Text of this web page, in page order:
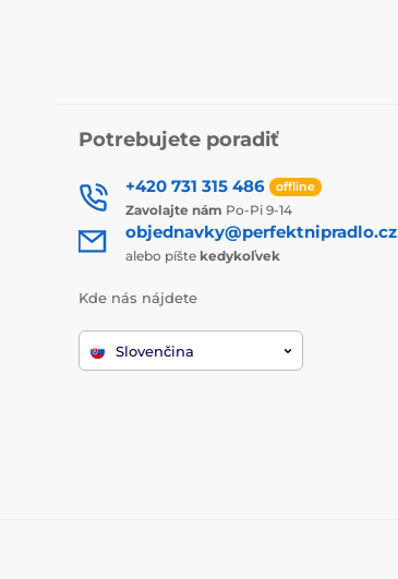
Potrebujete poradiť
+420 731 315 486 offline
Zavolajte nám Po-Pi 9-14
objednavky@perfektnipradlo.cz
alebo píšte kedykoľvek
Kde nás nájdete
Slovenčina